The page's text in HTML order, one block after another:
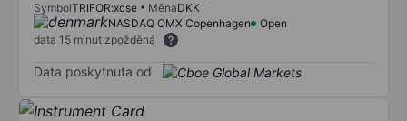
SymbolTRIFOR:xcse MěnaDKK
NASDAQ OMX Copenhagen
Open
data 15 minut zpožděná
Data poskytnuta od